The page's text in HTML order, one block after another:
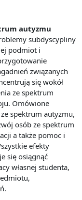
autyzmu
subdyscypliny
podmiot i
związanych
się wokół
ze spektrum
Omówione
spektrum autyzmu,
osób ze spektrum
a także pomoc i
efekty
się osiągnąć
własnej studenta,